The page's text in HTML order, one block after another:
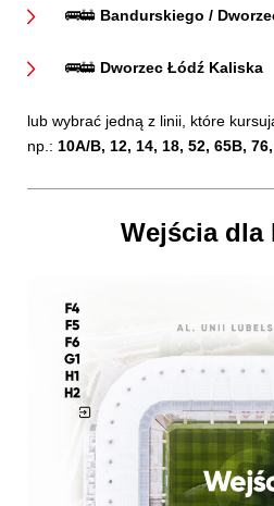
🚌🚋 Bandurskiego /
🚌🚋 Dworzec Łódź Kaliska
lub wybrać jedną z linii, które
np.: 10A/B, 12, 14, 18, 52, 65B,
Wejścia dla